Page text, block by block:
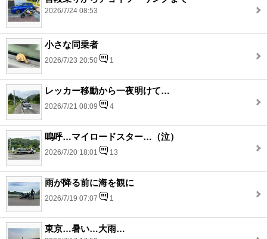
2026/7/24 08:53
小さな同乗者
2026/7/23 20:50 1
レッカー移動から一夜明けて…
2026/7/21 08:09 4
嗚呼…マイロードスター…（泣）
2026/7/20 18:01 13
雨が降る前に海を観に
2026/7/19 07:07 1
東京…暑い…大雨…